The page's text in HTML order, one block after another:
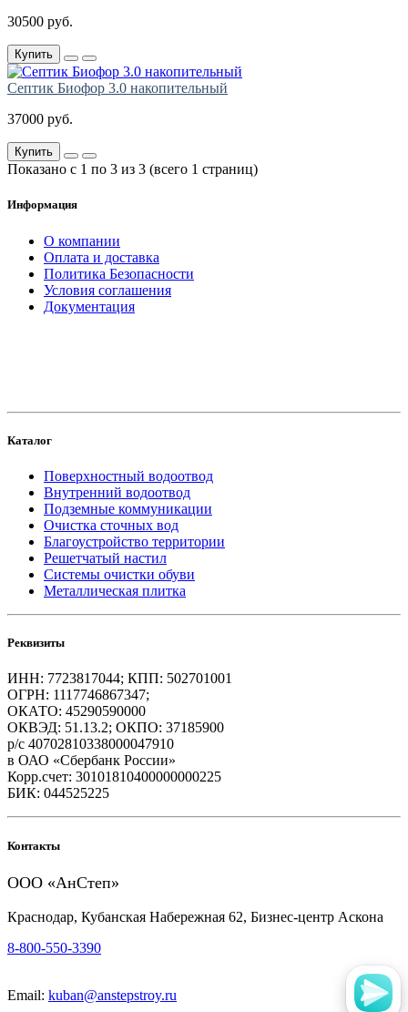
30500 руб.
Купить
Септик Биофор 3.0 накопительный
37000 руб.
Купить
Показано с 1 по 3 из 3 (всего 1 страниц)
Информация
О компании
Оплата и доставка
Политика Безопасности
Условия соглашения
Документация
Каталог
Поверхностный водоотвод
Внутренний водоотвод
Подземные коммуникации
Очистка сточных вод
Благоустройство территории
Решетчатый настил
Системы очистки обуви
Металлическая плитка
Реквизиты
ИНН: 7723817044; КПП: 502701001
ОГРН: 1117746867347;
ОКАТО: 45290590000
ОКВЭД: 51.13.2; ОКПО: 37185900
р/с 40702810338000047910
в ОАО «Сбербанк России»
Корр.счет: 30101810400000000225
БИК: 044525225
Контакты
ООО «АнСтеп»
Краснодар, Кубанская Набережная 62, Бизнес-центр Аскона
8-800-550-3390
Email: kuban@anstepstroy.ru